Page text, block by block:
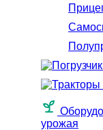
урожая